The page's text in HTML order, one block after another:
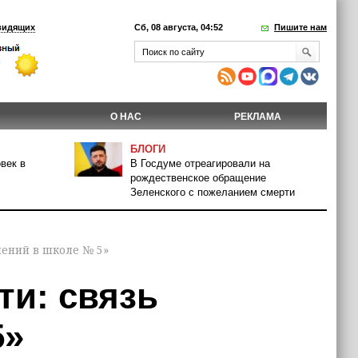
Сб, 08 августа, 04:52 Пишите нам
О НАС РЕКЛАМА
в
БЛОГИ
В Госдуме отреагировали на
рождественское обращение
Зеленского с пожеланием смерти
в школе № 5»
связь